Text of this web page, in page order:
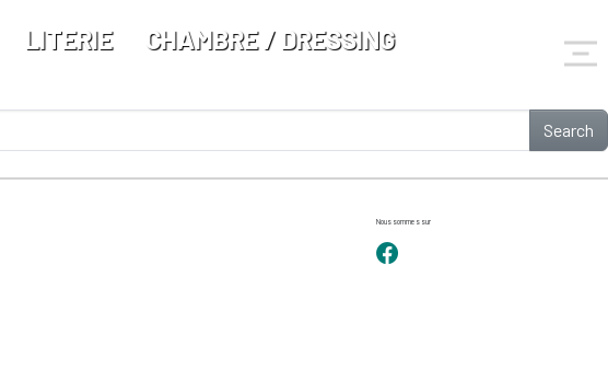
LITERIE CHAMBRE / DRESSING
Search
Nous sommes sur